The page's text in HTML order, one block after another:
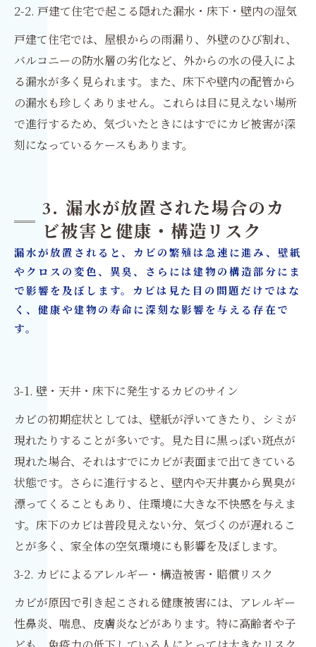
2-2. 戸建て住宅で起こる隠れた漏水・床下・壁内の湿気
戸建て住宅では、屋根からの雨漏り、外壁のひび割れ、
バルコニーの防水層の劣化など、外からの水の侵入によ
る漏水が多く見られます。また、床下や壁内の配管から
の漏水も珍しくありません。これらは目に見えない場所
で進行するため、気づいたときにはすでにカビ被害が深
刻になっているケースもあります。
3. 漏水が放置された場合のカ
ビ被害と健康・構造リスク
漏水が放置されると、カビの繁殖は急速に進み、壁紙
やクロスの変色、異臭、さらには建物の構造部分にま
で影響を及ぼします。カビは見た目の問題だけではな
く、健康や建物の寿命に深刻な影響を与える存在で
す。
3-1. 壁・天井・床下に発生するカビのサイン
カビの初期症状としては、壁紙が浮いてきたり、シミが
現れたりすることが多いです。見た目に黒っぽい斑点が
現れた場合、それはすでにカビが表面まで出てきている
状態です。さらに進行すると、壁内や天井裏から異臭が
漂ってくることもあり、住環境に大きな不快感を与えま
す。床下のカビは普段見えない分、気づくのが遅れるこ
とが多く、家全体の空気環境にも影響を及ぼします。
3-2. カビによるアレルギー・構造被害・賠償リスク
カビが原因で引き起こされる健康被害には、アレルギー
性鼻炎、喘息、皮膚炎などがあります。特に高齢者や子